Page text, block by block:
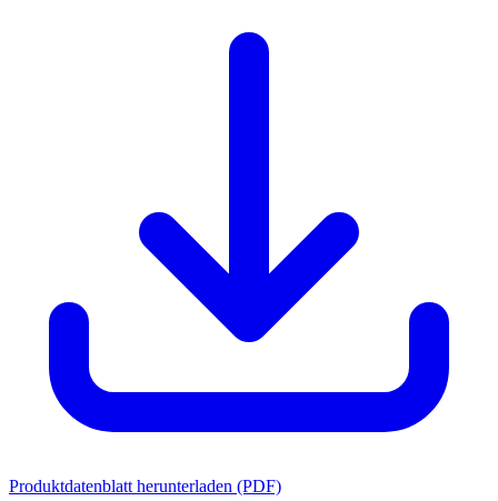
Produktdatenblatt herunterladen (PDF)